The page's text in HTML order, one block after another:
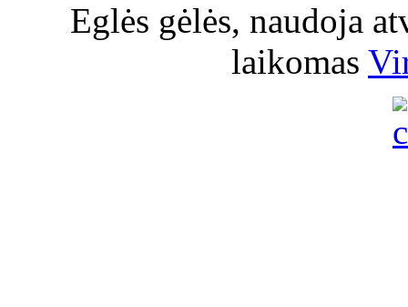
Eglės gėlės, naudoja
laikomas